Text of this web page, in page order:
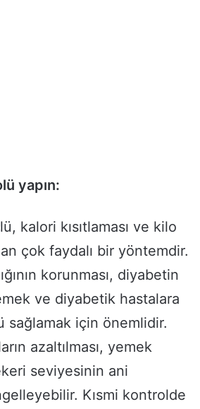
yapın:
kalori kısıtlaması ve kilo
çok faydalı bir yöntemdir.
korunması, diyabetin
ve diyabetik hastalara
sağlamak için önemlidir.
azaltılması, yemek
seviyesinin ani
Kısmi kontrolde